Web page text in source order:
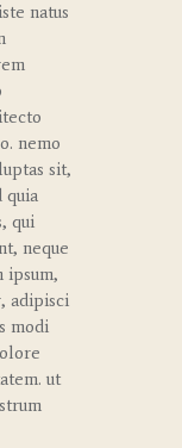
natus
nemo
sit,
quia
qui
neque
ipsum,
adipisci
modi
ut